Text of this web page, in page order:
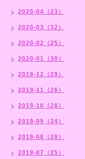
2020-04（23）
2020-03（32）
2020-02（25）
2020-01（30）
2019-12（29）
2019-11（26）
2019-10（28）
2019-09（24）
2019-08（28）
2019-07（25）